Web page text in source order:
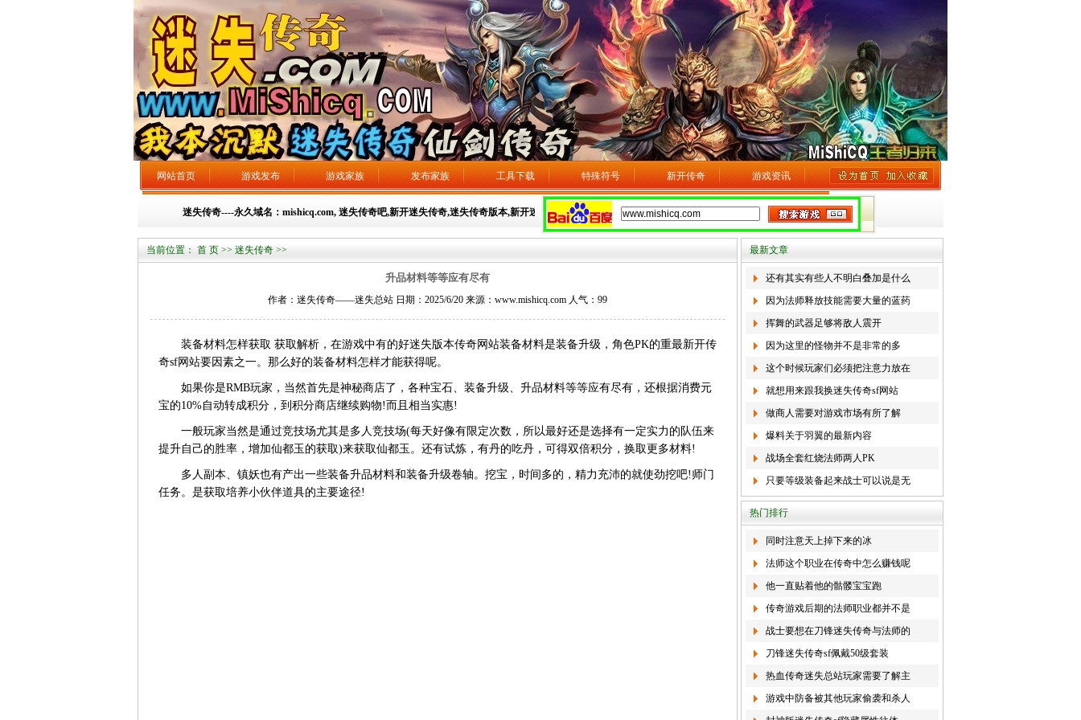
网站首页 游戏发布 游戏家族 发布家族 工具下载 特殊符号 新开传奇 游戏资讯
迷失传奇----永久域名：mishicq.com, 迷失传奇吧,新开迷失传奇,迷失传奇版本,新开迷失传奇网站，广告发布：3106593275
当前位置： 首 页 >> 迷失传奇 >>
升品材料等等应有尽有
作者：迷失传奇——迷失总站 日期：2025/6/20 来源：www.mishicq.com 人气： 99
装备材料怎样获取 获取解析，在游戏中有的好迷失版本传奇网站装备材料是装备升级，角色PK的重最新开传
奇sf网站要因素之一。那么好的装备材料怎样才能获得呢。
如果你是RMB玩家，当然首先是神秘商店了，各种宝石、装备升级、升品材料等等应有尽有，还根据消费元
宝的10%自动转成积分，到积分商店继续购物!而且相当实惠!
一般玩家当然是通过竞技场尤其是多人竞技场(每天好像有限定次数，所以最好还是选择有一定实力的队伍来
提升自己的胜率，增加仙都玉的获取)来获取仙都玉。还有试炼，有丹的吃丹，可得双倍积分，换取更多材料!
多人副本、镇妖也有产出一些装备升品材料和装备升级卷轴。挖宝，时间多的，精力充沛的就使劲挖吧!师门
任务。是获取培养小伙伴道具的主要途径!
最新文章
还有其实有些人不明白叠加是什么
因为法师释放技能需要大量的蓝药
挥舞的武器足够将敌人震开
因为这里的怪物并不是非常的多
这个时候玩家们必须把注意力放在
就想用来跟我换迷失传奇sf网站
做商人需要对游戏市场有所了解
爆料关于羽翼的最新内容
战场全套红烧法师两人PK
只要等级装备起来战士可以说是无
热门排行
同时注意天上掉下来的冰
法师这个职业在传奇中怎么赚钱呢
他一直贴着他的骷髅宝宝跑
传奇游戏后期的法师职业都并不是
战士要想在刀锋迷失传奇与法师的
刀锋迷失传奇sf佩戴50级套装
热血传奇迷失总站玩家需要了解主
游戏中防备被其他玩家偷袭和杀人